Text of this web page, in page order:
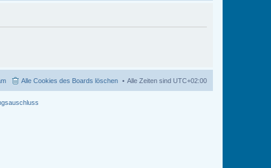
Alle Zeiten sind UTC+02:00
Alle Cookies des Boards löschen